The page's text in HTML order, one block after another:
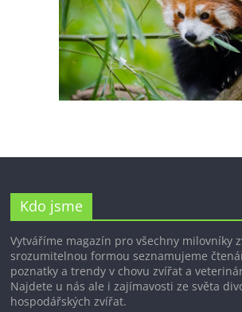
Kdo jsme
Vytváříme magazín pro všechny milovníky
srozumitelnou formou seznamujeme
poznatky a trendy v chovu zvířat a
Najdete u nás ale i zajímavosti ze světa
hospodářských zvířat.